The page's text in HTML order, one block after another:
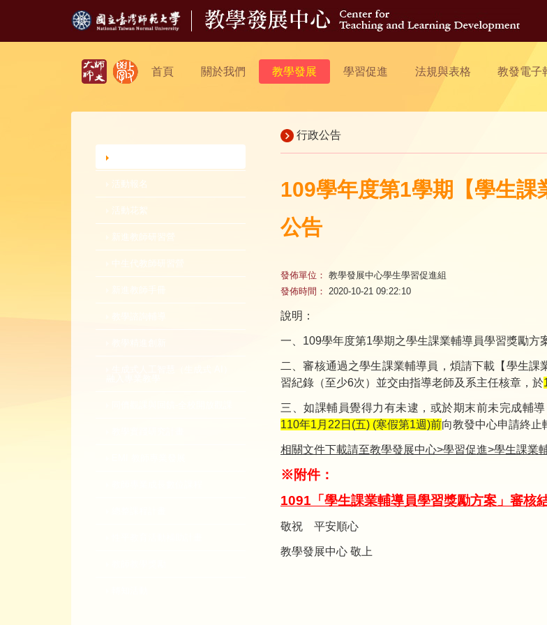
首頁 關於我們 教學發展 學習促進 法規與表格 教發電子
活動報名
活動花絮
新進教師研習營
中生代教師研習營
行政公告
109學年度第1學期【學生
公告
發佈單位： 教學發展中心學生學習促進組
發佈時間： 2020-10-21 09:22:10
說明：
一、109學年度第1學期之學生課業輔導員學習獎勵方
二、審核通過之學生課業輔導員，煩請下載【學生
習紀錄（至少6次）並交由指導老師及系主任核章，於
三、如課輔員覺得力有未逮，或於期末前未完成輔
110年1月22日(五) (寒假第1週)前向教發中心申請終止
相關文件下載請至教學發展中心>學習促進>學生課業
※附件：
1091「學生課業輔導員學習獎勵方案」審核
敬祝 平安順心
教學發展中心 敬上